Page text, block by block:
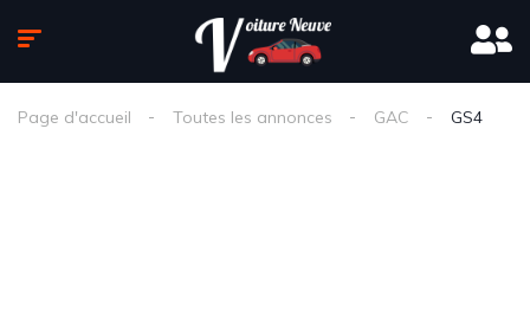
Page d'accueil Toutes les annonces GAC GS4